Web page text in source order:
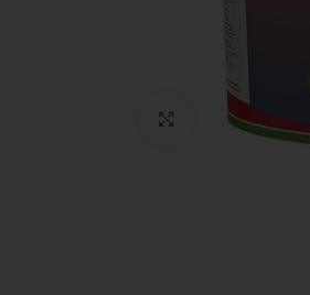
Clic para ampliar